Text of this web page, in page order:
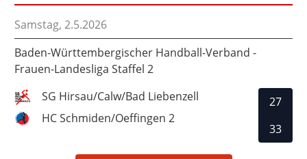
Samstag, 2.5.2026
Baden-Württembergischer Handball-Verband -
Frauen-Landesliga Staffel 2
SG Hirsau/Calw/Bad Liebenzell
HC Schmiden/Oeffingen 2
27
33